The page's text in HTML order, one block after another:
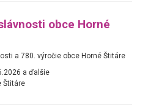
obce Horné
a 780. výročie obce Horné Štitáre
a ďalšie
Štitáre